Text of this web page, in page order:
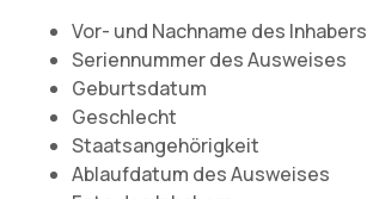
Vor- und Nachname des Inhabers
Seriennummer des Ausweises
Geburtsdatum
Geschlecht
Staatsangehörigkeit
Ablaufdatum des Ausweises